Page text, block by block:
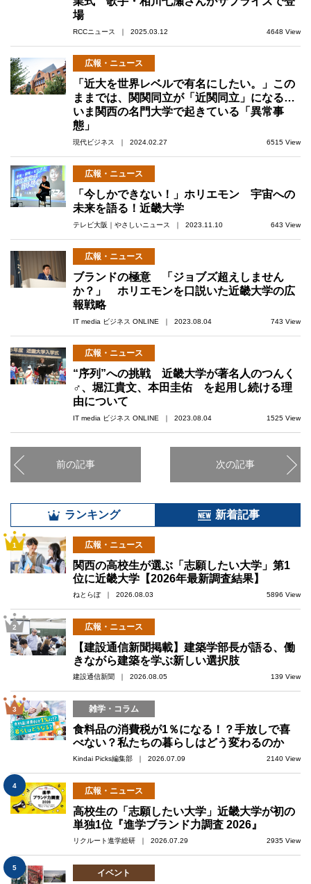
場
RCCニュース ｜ 2025.03.12 4648 View
広報・ニュース
「近大を世界レベルで有名にしたい。」この
ままでは、関関同立が「近関同立」になる…
いま関西の名門大学で起きている「異常事
態」
現代ビジネス ｜ 2024.02.27 6515 View
広報・ニュース
「今しかできない！」ホリエモン 宇宙への
未来を語る！近畿大学
テレビ大阪｜やさしいニュース ｜ 2023.11.10 643 View
広報・ニュース
ブランドの極意 「ジョブズ超えしません
か？」 ホリエモンを口説いた近畿大学の広
報戦略
IT media ビジネス ONLINE ｜ 2023.08.04 743 View
広報・ニュース
“序列”への挑戦 近畿大学が著名人のつんく
♂、堀江貴文、本田圭佑 を起用し続ける理
由について
IT media ビジネス ONLINE ｜ 2023.08.04 1525 View
前の記事 次の記事
ランキング 新着記事
1 広報・ニュース
関西の高校生が選ぶ「志願したい大学」第1
位に近畿大学【2026年最新調査結果】
ねとらぼ ｜ 2026.08.03 5896 View
2 広報・ニュース
【建設通信新聞掲載】建築学部長が語る、働
きながら建築を学ぶ新しい選択肢
建設通信新聞 ｜ 2026.08.05 139 View
3 雑学・コラム
食料品の消費税が1％になる！？手放しで喜
べない？私たちの暮らしはどう変わるのか
Kindai Picks編集部 ｜ 2026.07.09 2140 View
4
広報・ニュース
高校生の「志願したい大学」近畿大学が初の
単独1位『進学ブランド力調査 2026』
リクルート進学総研 ｜ 2026.07.29 2935 View
5
イベント